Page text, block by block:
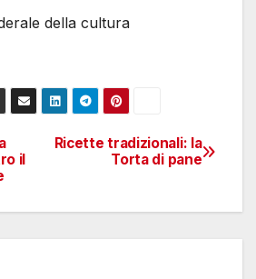
della cultura
Ricette tradizionali: la
Torta di pane
il